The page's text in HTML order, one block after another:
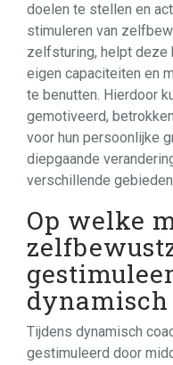
doelen te stellen en
stimuleren van
zelfsturing, helpt deze
eigen capaciteiten en
te benutten. Hierdoor
gemotiveerd,
voor hun persoonlijke
diepgaande
verschillende
Op welke
dynamisch
Tijdens dynamisch
gestimuleerd door